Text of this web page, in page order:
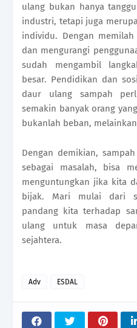
ulang bukan hanya
industri, tetapi juga
individu. Dengan
dan mengurangi
sudah mengambil
besar. Pendidikan dan
daur ulang sampah
semakin banyak orang
bukanlah beban,
Dengan demikian,
sebagai masalah, bisa
menguntungkan jika kita
bijak. Mari mulai dari
pandang kita terhadap
ulang untuk masa
sejahtera.
Adv ESDAL